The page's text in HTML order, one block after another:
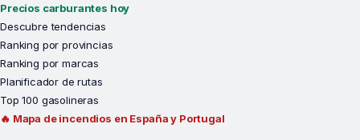
Precios carburantes hoy
Descubre tendencias
Ranking por provincias
Ranking por marcas
Planificador de rutas
Top 100 gasolineras
🔥 Mapa de incendios en España y Portugal